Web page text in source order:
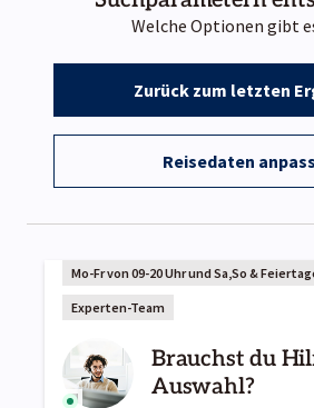
Welche Optionen gibt
Zurück zum letzten
Reisedaten
Mo-Fr von 09-20 Uhr und Sa,So &
Experten-Team
Brauchst du
Auswahl?